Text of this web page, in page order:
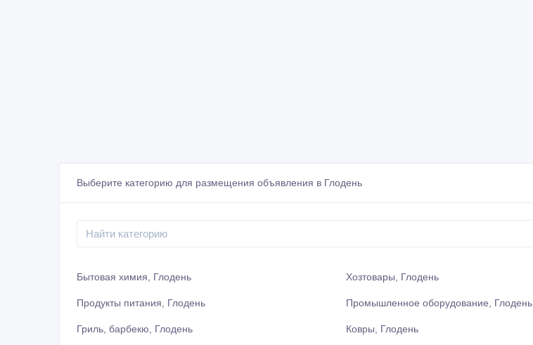
Выберите категорию для размещения объявления в Глодень
Бытовая химия, Глодень
Продукты питания, Глодень
Гриль, барбекю, Глодень
Хозтовары, Глодень
Промышленное оборудование, Глодень
Ковры, Глодень